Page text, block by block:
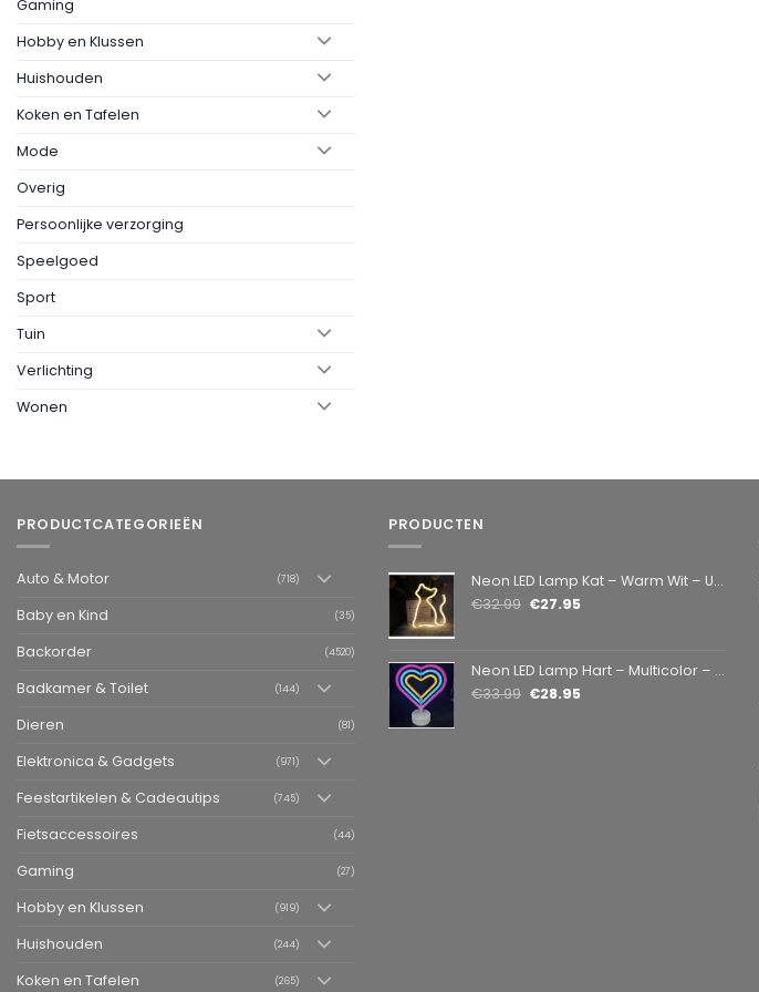
Gaming
Hobby en Klussen
Huishouden
Koken en Tafelen
Mode
Overig
Persoonlijke verzorging
Speelgoed
Sport
Tuin
Verlichting
Wonen
PRODUCTCATEGORIEËN
Auto & Motor (718)
Baby en Kind (35)
Backorder (4520)
Badkamer & Toilet (144)
Dieren (81)
Elektronica & Gadgets (971)
Feestartikelen & Cadeautips (745)
Fietsaccessoires (44)
Gaming (27)
Hobby en Klussen (919)
Huishouden (244)
Koken en Tafelen (265)
PRODUCTEN
Neon LED Lamp Kat – Warm Wit – USB & Batterij – Decoratieve Tafellamp voor Kinderkamer – 28,5 x 24,5 cm
€32.99 €27.95
Neon LED Lamp Hart – Multicolor – USB & Batterij – Hartvormige Sfeerlamp – Kinderkamer & Slaapkamer – 25,2 x 23 cm
€33.99 €28.95